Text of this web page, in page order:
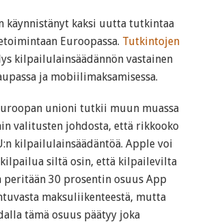
käynnistänyt kaksi uutta tutkintaa
Euroopassa. Tutkintojen
kilpailulainsäädännön vastainen
ja mobiilimaksamisessa.
unioni tutkii muun muassa
valitusten johdosta, että rikkooko
kilpailulainsäädäntöä. Apple voi
siltä osin, että kilpailevilta
30 prosentin osuus App
maksuliikenteestä, mutta
tämä osuus päätyy joka